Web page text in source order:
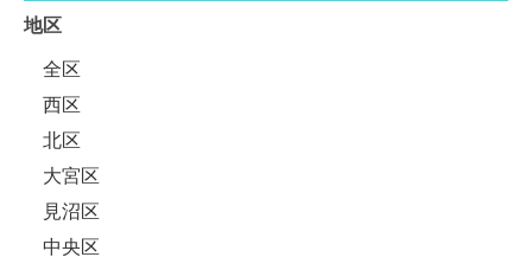
地区
全区
西区
北区
大宮区
見沼区
中央区